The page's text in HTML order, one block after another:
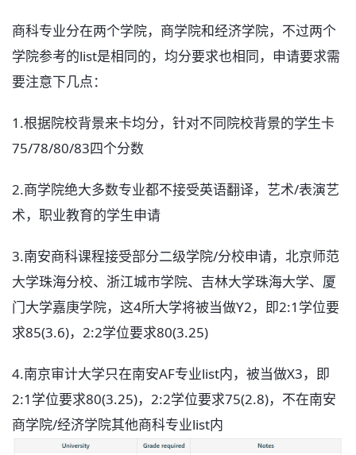
商科专业分在两个学院，商学院和经济学院，不过两个
学院参考的list是相同的，均分要求也相同，申请要求需
要注意下几点：
1.根据院校背景来卡均分，针对不同院校背景的学生卡
75/78/80/83四个分数
2.商学院绝大多数专业都不接受英语翻译，艺术/表演艺
术，职业教育的学生申请
3.南安商科课程接受部分二级学院/分校申请，北京师范
大学珠海分校、浙江城市学院、吉林大学珠海大学、厦
门大学嘉庚学院，这4所大学将被当做Y2，即2:1学位要
求85(3.6)，2:2学位要求80(3.25)
4.南京审计大学只在南安AF专业list内，被当做X3，即
2:1学位要求80(3.25)，2:2学位要求75(2.8)，不在南安
商学院/经济学院其他商科专业list内